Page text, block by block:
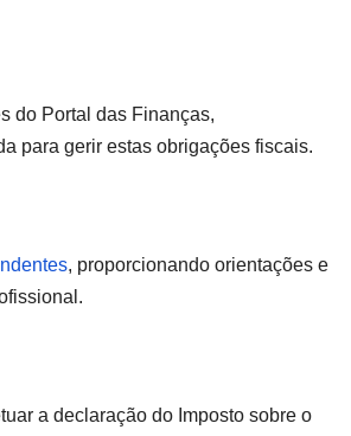
do Portal das Finanças,
para gerir estas obrigações fiscais.
, proporcionando orientações e
a declaração do Imposto sobre o